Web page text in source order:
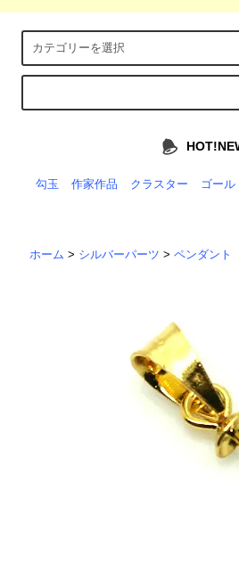
勾玉 作家作品 クラスター ゴール
ホーム > シルバーパーツ >ペンダント